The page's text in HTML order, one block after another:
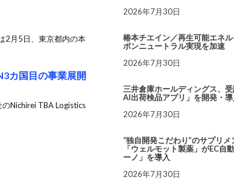
2月5日、東京都内の本
カ国目の事業展開
Nichirei TBA Logistics
2026年7月30日
椿本チエイン／再生可能エネ
ボンニュートラル実現を加速
2026年7月30日
三井倉庫ホールディングス、
AI出荷検品アプリ」を開発・
2026年7月30日
“独自開発こだわり”のサプリ
「ウェルモット製薬」がEC自
ーノ」を導入
2026年7月30日